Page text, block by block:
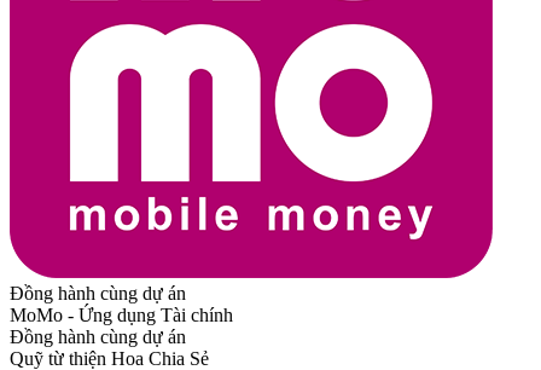
Đồng hành cùng dự án
MoMo - Ứng dụng Tài chính
Đồng hành cùng dự án
Quỹ từ thiện Hoa Chia Sẻ